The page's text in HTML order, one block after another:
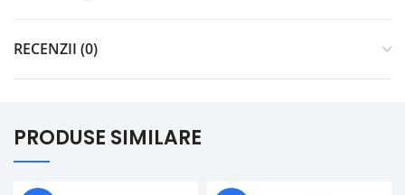
RECENZII (0)
PRODUSE SIMILARE